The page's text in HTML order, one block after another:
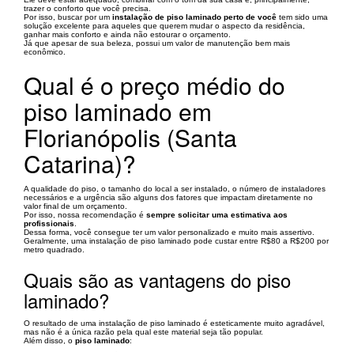
trazer o conforto que você precisa.
Por isso, buscar por um instalação de piso laminado perto de você tem sido uma
solução excelente para aqueles que querem mudar o aspecto da residência,
ganhar mais conforto e ainda não estourar o orçamento.
Já que apesar de sua beleza, possui um valor de manutenção bem mais
econômico.
Qual é o preço médio do
piso laminado em
Florianópolis (Santa
Catarina)?
A qualidade do piso, o tamanho do local a ser instalado, o número de instaladores
necessários e a urgência são alguns dos fatores que impactam diretamente no
valor final de um orçamento.
Por isso, nossa recomendação é sempre solicitar uma estimativa aos
profissionais
Dessa forma, você consegue ter um valor personalizado e muito mais assertivo.
Geralmente, uma instalação de piso laminado pode custar entre R$80 a R$200 por
metro quadrado.
Quais são as vantagens do piso
laminado?
O resultado de uma instalação de piso laminado é esteticamente muito agradável,
mas não é a única razão pela qual este material seja tão popular.
Além disso, o piso laminado: